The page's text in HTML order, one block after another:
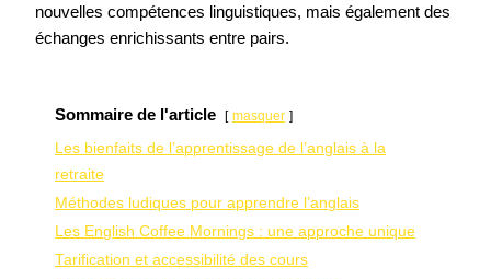
nouvelles compétences linguistiques, mais également des
échanges enrichissants entre pairs.
Sommaire de l'article masquer
Les bienfaits de l’apprentissage de l’anglais à la
retraite
Méthodes ludiques pour apprendre l’anglais
Les English Coffee Mornings : une approche unique
Tarification et accessibilité des cours